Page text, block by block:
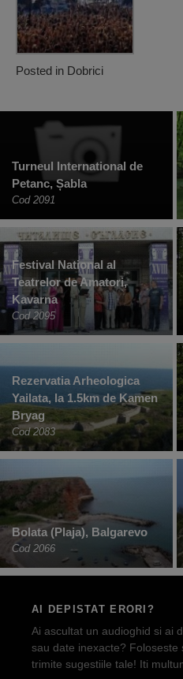
Posted in Dobrici
Turneul International de
Petanc, Șabla
Cod 2091
Festival National al
Teatrelor de Amatori,
Kavarna
Cod 2095
Rezervatia Arheologica
Yailata, la 1.5km de Kamen
Bryag
Cod 2083
Bolata (Plaja), Balgarevo
Cod 2066
AI DEPISTAT ERORI?
Ai ascultat un audioghid si ai
sau date inexacte? Foloseste
trimite sugestiile tale! Iti